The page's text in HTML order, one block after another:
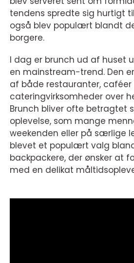
tendens spredte sig hurtigt
også blev populært blandt
borgere.
I dag er brunch ud af huset
en mainstream-trend. Den
af både restauranter, caféer
cateringvirksomheder over
Brunch bliver ofte betragtet
oplevelse, som mange
weekenden eller på særlige
blevet et populært valg
backpackere, der ønsker at
med en delikat